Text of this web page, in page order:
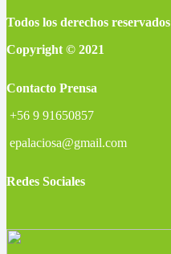
Todos los derechos reservados
Copyright © 2021
Contacto Prensa
+56 9 91650857
epalaciosa@gmail.com
Redes Sociales